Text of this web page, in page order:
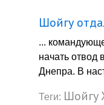
Шойгу
...
начать отвод
Днепра. В
Теги: Шойгу